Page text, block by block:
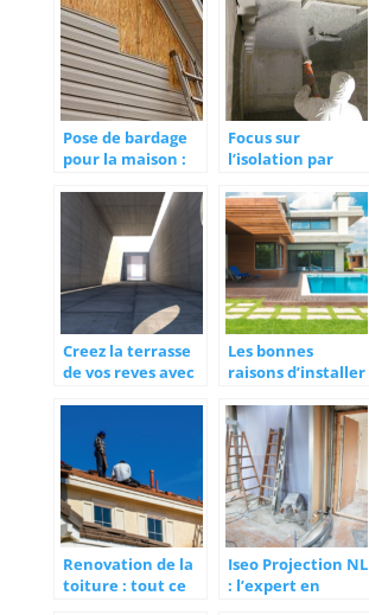
Pose de bardage
pour la maison :
Focus sur
l’isolation par
proffessionnels.
Creez la terrasse
de vos reves avec
Les bonnes
raisons d’installer
soi
Renovation de la
toiture : tout ce
Iseo Projection NL
: l’expert en